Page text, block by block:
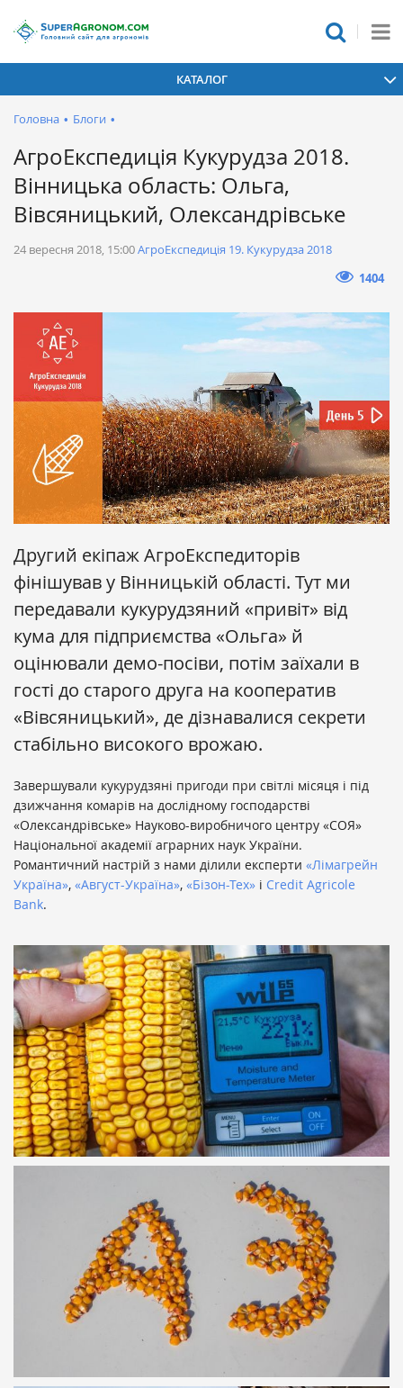
КАТАЛОГ
Головна • Блоги •
АгроЕкспедиція Кукурудза 2018.
Вінницька область: Ольга,
Вівсяницький, Олександрівське
24 вересня 2018, 15:00АгроЕкспедиція 19. Кукурудза 2018
1404
Другий екіпаж АгроЕкспедиторів
фінішував у Вінницькій області. Тут ми
передавали кукурудзяний «привіт» від
кума для підприємства «Ольга» й
оцінювали демо-посіви, потім заїхали в
гості до старого друга на кооператив
«Вівсяницький», де дізнавалися секрети
стабільно високого врожаю.
Завершували кукурудзяні пригоди при світлі місяця і під
дзижчання комарів на дослідному господарстві
«Олександрівське» Науково-виробничого центру «СОЯ»
Національної академії аграрних наук України.
Романтичний настрій з нами ділили експерти «Лімагрейн
Україна», «Август-Україна», «Бізон-Тех» і Credit Agricole
Bank.